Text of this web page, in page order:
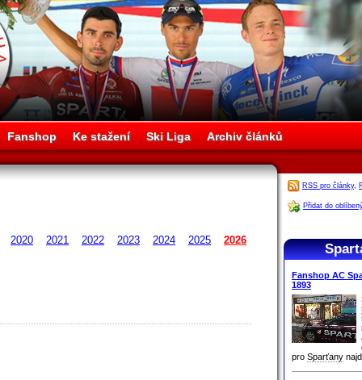
Fanshop Ke stažení Ski Liga Archiv článků
2020 2021 2022 2023 2024 2025 2026
RSS pro články,
Přidat do
Fanshop AC
1893
pro Sparťany